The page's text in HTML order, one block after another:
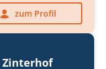
zum Profil
Zinterhof